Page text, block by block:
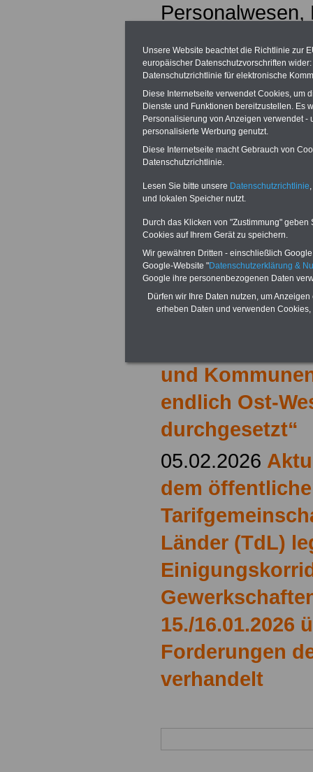
Personalwesen,
Behörden und
des öffentlichen
Dienst der
erhalten 5,8
mindestens
und
endlich Ost-
durchgesetzt“
05.02.2026
dem
Länder (TdL)
15./16.01.2026
Forderungen
verhandelt
Unsere Website beachtet die Richtlinie zur
europäischer Datenschutzvorschriften
Datenschutzrichtlinie für elektronische
Diese Internetseite verwendet Cookies, um
Dienste und Funktionen bereitzustellen. Es
Personalisierung von Anzeigen verwendet
personalisierte Werbung genutzt.
Diese Internetseite macht Gebrauch von
Datenschutzrichtlinie.
Lesen Sie bitte unsere Datenschutzrichtlinie
und lokalen Speicher nutzt.
Durch das Klicken von "Zustimmung"
Cookies auf Ihrem Gerät zu speichern.
Wir gewähren Dritten - einschließlich
Google-Website "Datenschutzerklärung &
Google ihre personenbezogenen Daten
Dürfen wir Ihre Daten nutzen, um
erheben Daten und verwenden